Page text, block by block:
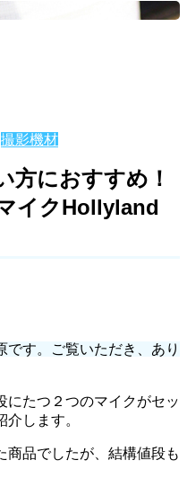
撮影機材
方におすすめ！
イクHollyland
です。ご覧いただき、あり
にたつ２つのマイクがセッ
します。
商品でしたが、結構値段も